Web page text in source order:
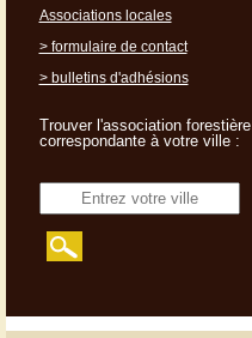
Associations locales
> formulaire de contact
> bulletins d'adhésions
Trouver l'association forestière
correspondante à votre ville :